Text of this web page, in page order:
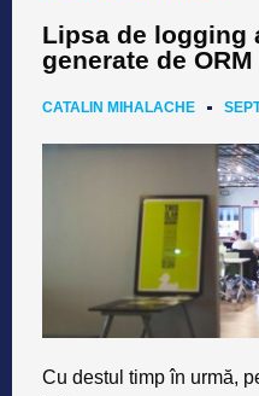
Lipsa de logging
generate de ORM
CATALIN MIHALACHE
Cu destul timp în urmă,